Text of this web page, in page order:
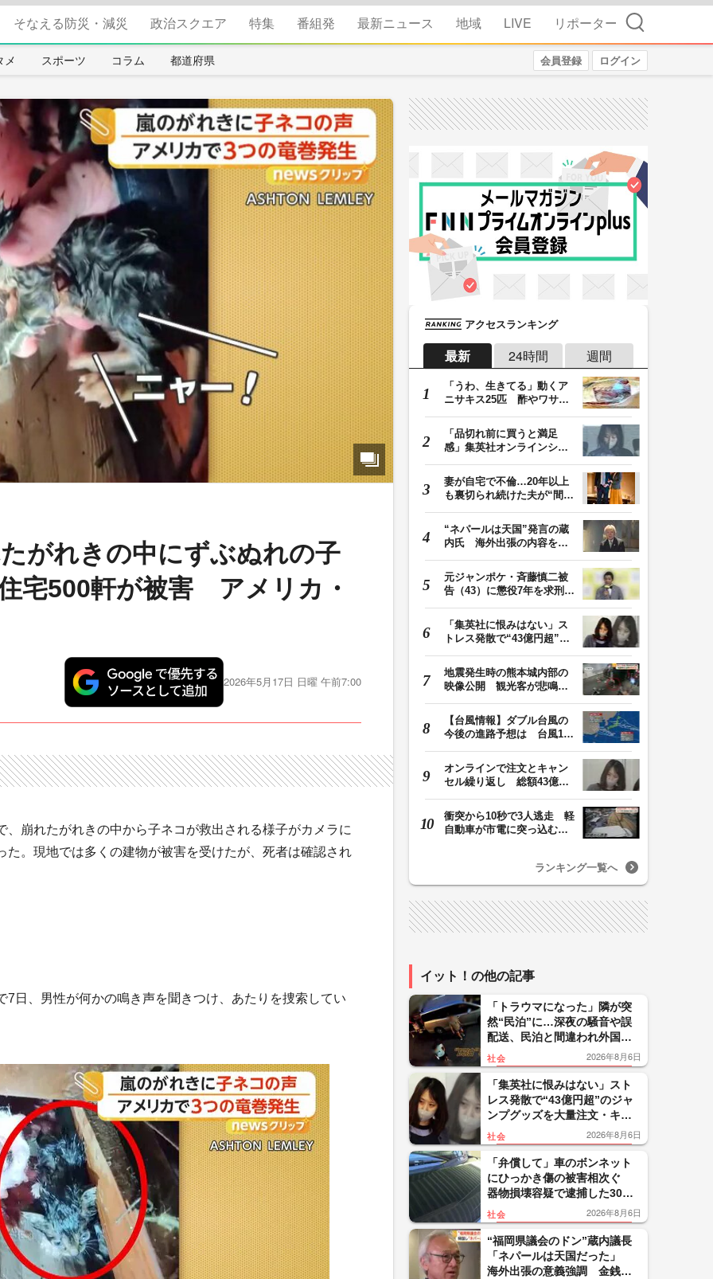
そなえる防災・減災 政治スクエア 特集 番組発 最新ニュース 地域 LIVE リポーター 検索
メ スポーツ コラム 都道府県 会員登録 ログイン
がれきの中にずぶぬれの子
宅500軒が被害 アメリカ・
2026年5月17日 日曜 午前7:00
崩れたがれきの中から子ネコが救出される様子がカメラに
。現地では多くの建物が被害を受けたが、死者は確認され
日、男性が何かの鳴き声を聞きつけ、あたりを捜索してい
アクセスランキング
最新 24時間 週間
「うわ、生きてる」動くア
ニサキス25匹 酢やワサビ
「品切れ前に買うと満足
感」集英社オンラインショ
妻が自宅で不倫…20年以上
も裏切られ続けた夫が“間
“ネパールは天国”発言の蔵
内氏 海外出張の内容を説
元ジャンポケ・斉藤慎二被
告（43）に懲役7年を求刑
「集英社に恨みはない」ス
トレス発散で“43億円超”の
地震発生時の熊本城内部の
映像公開 観光客が悲鳴…
【台風情報】ダブル台風の
今後の進路予想は 台風13
オンラインで注文とキャン
セル繰り返し 総額43億円
衝突から10秒で3人逃走 軽
自動車が市電に突っ込む一
ランキング一覧へ
イット！の他の記事
「トラウマになった」隣が突
然“民泊”に…深夜の騒音や誤
配送、民泊と間違われ外国人
客が玄関取り囲む 住民悲
鳴 東京・大田区
社会 2026年8月6日
「集英社に恨みはない」スト
レス発散で“43億円超”のジャ
ンプグッズを大量注文・キャ
ンセルか 32歳女を逮捕「品
切れ前に買うと満足感」
社会 2026年8月6日
「弁償して」車のボンネット
にひっかき傷の被害相次ぐ
器物損壊容疑で逮捕した30代
男は釈放…関連は 山形・鶴
岡市
社会 2026年8月6日
“福岡県議会のドン”蔵内議長
「ネパールは天国だった」
海外出張の意義強調 金銭授